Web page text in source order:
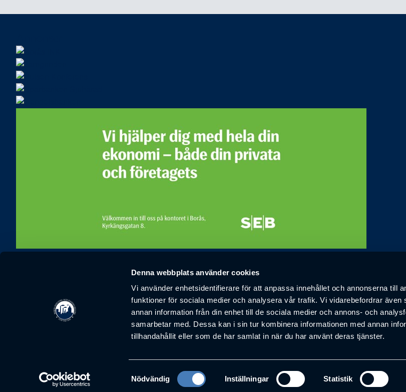
Denna webbplats använder cookies
Vi använder enhetsidentifierare för att anpassa innehållet och annonserna till
funktioner för sociala medier och analysera vår trafik. Vi vidarebefordrar även
annan information från din enhet till de sociala medier och annons- och
samarbetar med. Dessa kan i sin tur kombinera informationen med annan
tillhandahållit eller som de har samlat in när du har använt deras tjänster.
Samtyckesval
Nödvändig Inställningar Statistik
Borås industri- och handelsklubb är ett nätverk som ska främja samarbete, förkovran och affärer mellan
info@handelsklubben.se
Nyheter